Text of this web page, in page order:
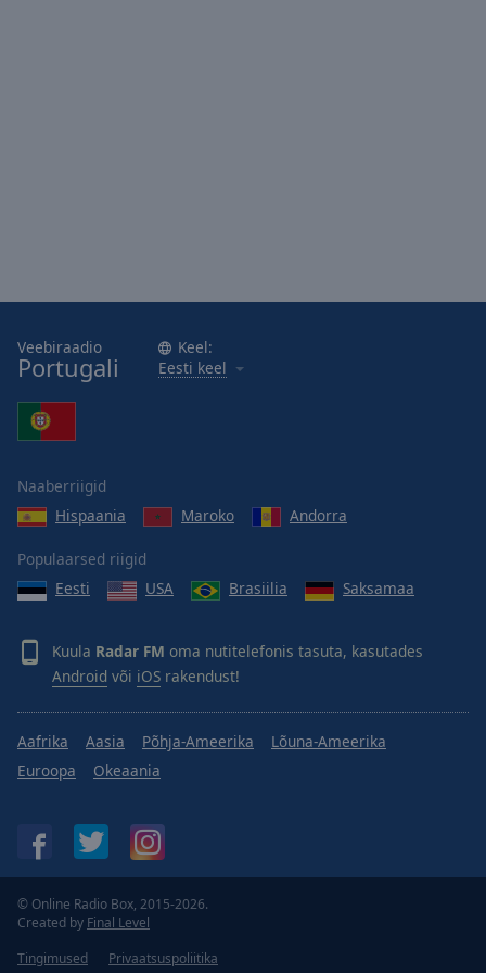
Font
Family
Done
Close
Dialog
End
window.
Veebiraadio
Portugali
Keel:
Eesti keel
Naaberriigid
Hispaania
Maroko Andorra
Populaarsed riigid
Eesti
USA Brasiilia Saksamaa
Kuula Radar FM oma nutitelefonis tasuta, kasutades
Android või iOS rakendust!
Aafrika Aasia Põhja-Ameerika
Lõuna-Ameerika
Euroopa
Okeaania
© Online Radio Box, 2015-2026.
Created by Final Level
Tingimused
Privaatsuspoliitika